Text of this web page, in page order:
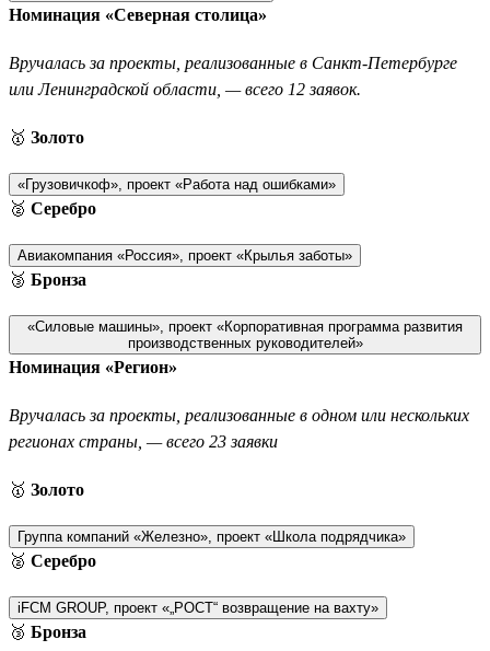
Номинация «Северная столица»
Вручалась за проекты, реализованные в Санкт-Петербурге
или Ленинградской области, — всего 12 заявок.
🥇 Золото
«Грузовичкоф», проект «Работа над ошибками»
🥈 Серебро
Авиакомпания «Россия», проект «Крылья заботы»
🥉 Бронза
«Силовые машины», проект «Корпоративная программа развития
производственных руководителей»
Номинация «Регион»
Вручалась за проекты, реализованные в одном или нескольких
регионах страны, — всего 23 заявки
🥇 Золото
Группа компаний «Железно», проект «Школа подрядчика»
🥈 Серебро
iFCM GROUP, проект «„РОСТ“ возвращение на вахту»
🥉 Бронза